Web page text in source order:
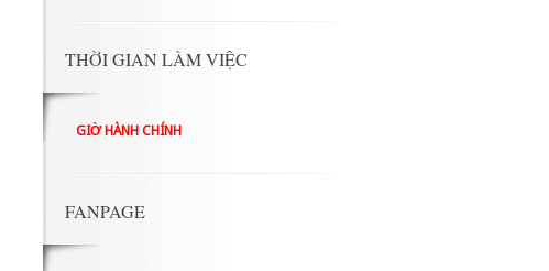
THỜI GIAN LÀM VIỆC
GIỜ HÀNH CHÍNH
FANPAGE